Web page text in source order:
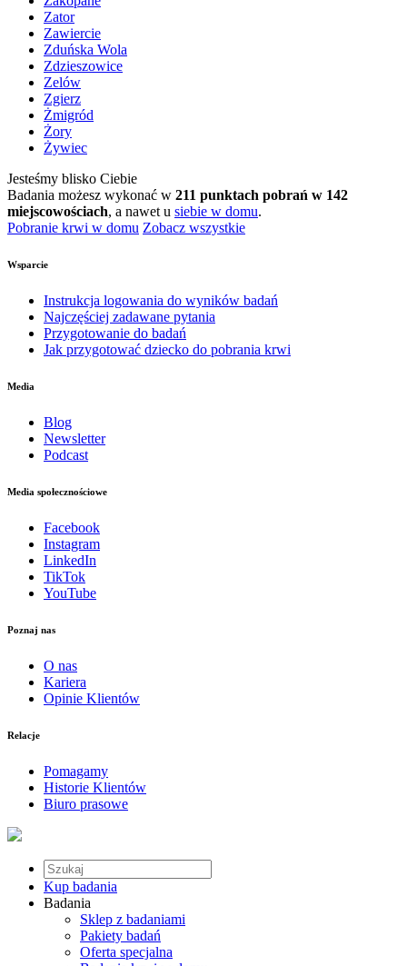
Zator
Zawiercie
Zduńska Wola
Zdzieszowice
Zelów
Zgierz
Żmigród
Żory
Żywiec
Jesteśmy blisko Ciebie
Badania możesz wykonać w 211 punktach pobrań w 142
miejscowościach, a nawet u siebie w domu.
Pobranie krwi w domu Zobacz wszystkie
Wsparcie
Instrukcja logowania do wyników badań
Najczęściej zadawane pytania
Przygotowanie do badań
Jak przygotować dziecko do pobrania krwi
Media
Blog
Newsletter
Podcast
Media społecznościowe
Facebook
Instagram
LinkedIn
TikTok
YouTube
Poznaj nas
O nas
Kariera
Opinie Klientów
Relacje
Pomagamy
Historie Klientów
Biuro prasowe
Kup badania
Badania
Sklep z badaniami
Pakiety badań
Oferta specjalna